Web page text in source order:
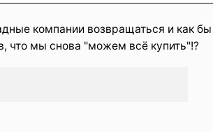
компании возвращаться и как бы
что мы снова "можем всё купить"!?